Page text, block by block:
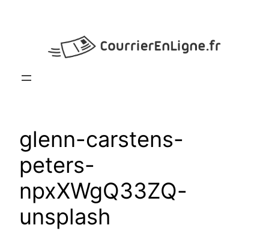
glenn-carstens-
peters-
npxXWgQ33ZQ-
unsplash